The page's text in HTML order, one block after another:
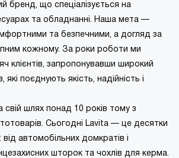
бренд, що спеціалізується на
та обладнанні. Наша мета —
та безпечними, а догляд за
кожному. За роки роботи ми
клієнтів, запропонувавши широкий
поєднують якість, надійність і
свій шлях понад 10 років тому з
Сьогодні Lavita — це десятки
від автомобільних домкратів і
шторок та чохлів для керма.